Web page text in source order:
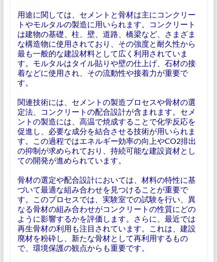
用途に関しては、セメントと骨材は主にコンクリー
トやモルタルの製造に用いられます。コンクリート
は建物の基礎、柱、壁、道路、橋梁など、さまざま
な構造物に使用されており、その強度と耐久性から
最も一般的な建設材料として広く利用されていま
す。モルタルはタイル貼りや壁の仕上げ、石材の接
着などに使用され、その流動性や接着力が重要で
す。
関連技術には、セメントの製造プロセスや骨材の選
定法、コンクリートの配合設計が含まれます。セメ
ントの製造には、高温で焼成することで化学反応を
促進し、必要な成分を結合させる技術が用いられま
す。この過程ではエネルギー効率の向上やCO2排出
の抑制が求められており、持続可能な建設資材とし
ての開発が進められています。
骨材の選定や配合設計においては、材料の特性に基
づいて最適な組み合わせを見つけることが重要で
す。このプロセスでは、実験室での試験を行い、異
なる骨材の組み合わせがコンクリートの性質にどの
ように影響するかを評価します。さらに、最近では
再生骨材の利用も注目されています。これは、建設
廃材を粉砕し、新たな骨材として再利用するもの
で、環境保護の観点からも重要です。